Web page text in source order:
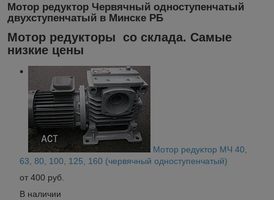
Мотор редуктор Червячный одноступенчатый
двухступенчатый в Минске РБ
Мотор редукторы со склада. Самые
низкие цены
Мотор редуктор МЧ 40,
63, 80, 100, 125, 160 (червячный одноступенчатый)
от 400 руб.
В наличии